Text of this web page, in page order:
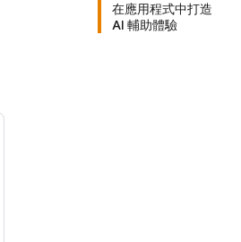
在應用程式中打造
AI 輔助體驗